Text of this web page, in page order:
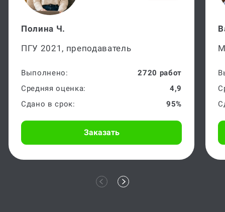
Полина Ч.
ПГУ 2021, преподаватель
Выполнено:
2720 работ
Средняя оценка:
4,9
Сдано в срок:
95%
Заказать